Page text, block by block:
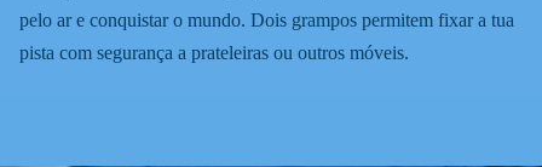
pelo ar e conquistar o mundo. Dois grampos permitem fixar a tua
pista com segurança a prateleiras ou outros móveis.